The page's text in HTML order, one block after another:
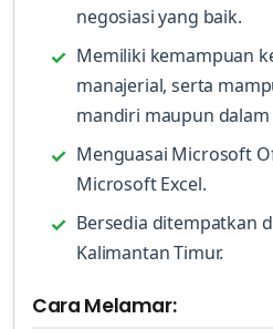
negosiasi yang baik.
Memiliki kemampuan
manajerial, serta
mandiri maupun
Menguasai Microsoft
Microsoft Excel.
Bersedia ditempatkan
Kalimantan Timur.
Cara Melamar: